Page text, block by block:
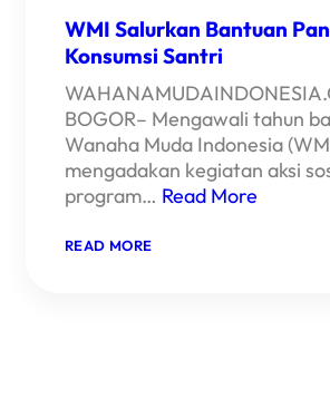
WMI Salurkan Bantuan
Konsumsi Santri
BOGOR– Mengawali tahun
Wanaha Muda Indonesia
mengadakan kegiatan aksi
program… Read More
READ MORE: